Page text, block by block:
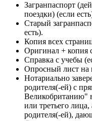
Загранпаспорт
поездки) (если
Старый
есть).
Копия всех
Оригинал + копия
Справка с учебы
Опросный лист на
Нотариально
родителя(-ей) с
Великобританию"
или третьего
родителя(-ей),